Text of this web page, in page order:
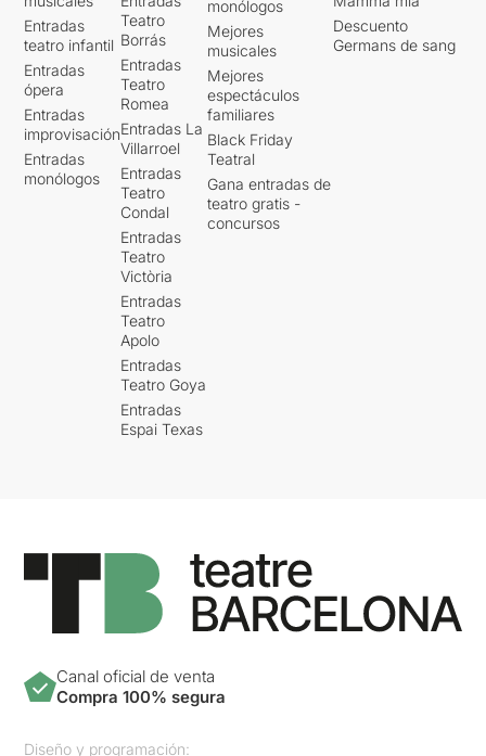
Entradas
teatro infantil
Entradas
ópera
Entradas
improvisación
Entradas
monólogos
Teatro
Borrás
Entradas
Teatro
Romea
Entradas La
Villarroel
Entradas
Teatro
Condal
Entradas
Teatro
Victòria
Entradas
Teatro
Apolo
Entradas
Teatro Goya
Entradas
Espai Texas
monólogos
Mejores
musicales
Mejores
espectáculos
familiares
Black Friday
Teatral
Gana entradas de
teatro gratis -
concursos
Descuento
Germans de sang
Canal oficial de venta
Compra 100% segura
Diseño y programación: